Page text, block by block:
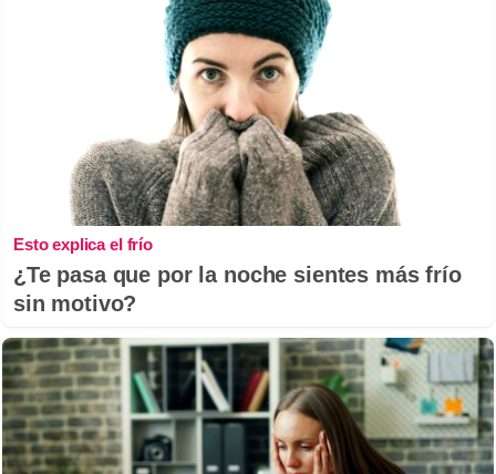
Esto explica el frío
¿Te pasa que por la noche sientes más frío
sin motivo?